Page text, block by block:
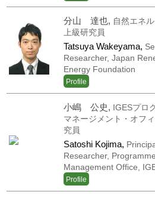
分山 達也, 自然エネ
上級研究員
Tatsuya Wakeyama,
Researcher, Japan
Energy Foundation
Profile
小嶋 公史, IGESプロ
マネージメント・オフ
究員
Satoshi Kojima,
Researcher, Programme
Management Office,
Profile